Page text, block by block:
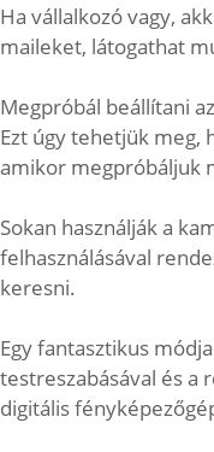
Ha vállalkozó vagy,
maileket, látogathat
Megpróbál beállítani
Ezt úgy tehetjük meg,
amikor megpróbáljuk
Sokan használják a
felhasználásával
keresni.
Egy fantasztikus
testreszabásával és a
digitális